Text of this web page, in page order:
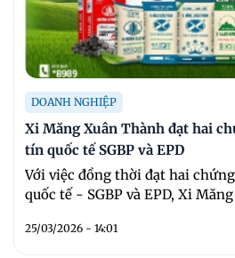
DOANH NGHIỆP
Xi Măng Xuân Thành đạt hai
tín quốc tế SGBP và EPD
Với việc đồng thời đạt hai
quốc tế - SGBP và EPD, Xi Măng
25/03/2026 - 14:01